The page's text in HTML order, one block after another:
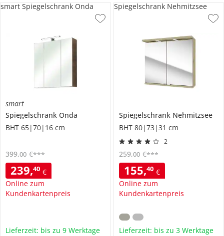
smart
Spiegelschrank Onda
BHT 65|70|16 cm
239,40 €
Online zum
Kundenkartenpreis
399,00 €***
smart Spiegelschrank Onda
Lieferzeit: bis zu 9 Werktage
Spiegelschrank Nehmitzsee
BHT 80|73|31 cm
2
155,40 €
Online zum
Kundenkartenpreis
259,00 €***
Spiegelschrank Nehmitzsee
Lieferzeit: bis zu 3 Werktage